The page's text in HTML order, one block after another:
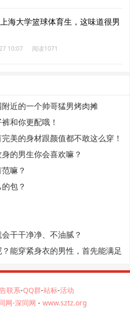
海大学篮球体育生，这味道很男
10:07 阅读1071
近的一个帅哥猛男烤肉摊
和你更配哦！
美的身材跟颜值都不敢这么穿！
的男生你会喜欢嘛？
嘛？
包？
干干净净、不油腻？
能穿紧身衣的男性，首先能满足
联系-QQ群-站标-活动
网-深同网 - www.sztz.org